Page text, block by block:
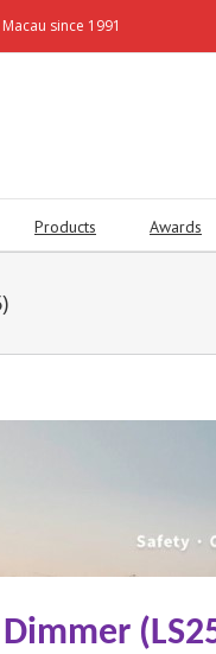
since 1991
Products Awards
Dimmer